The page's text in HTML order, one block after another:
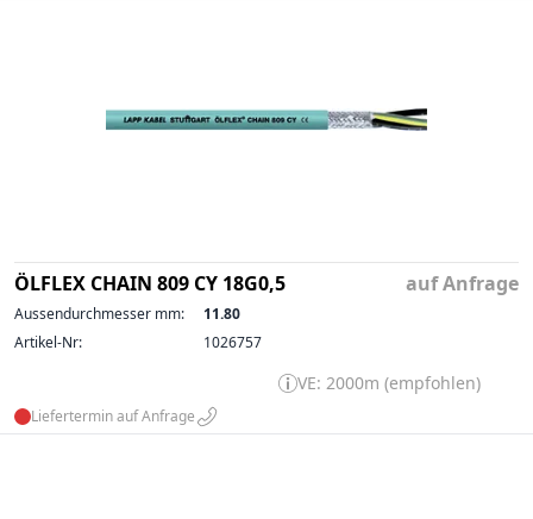
ÖLFLEX CHAIN 809 CY 18G0,5 auf Anfrage
Aussendurchmesser mm:
11.80
Artikel-Nr:
1026757
VE: 2000m (empfohlen)
Liefertermin auf Anfrage